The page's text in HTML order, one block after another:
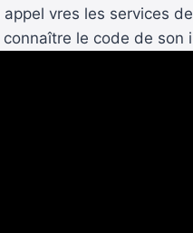
appel vres les services
le code de son